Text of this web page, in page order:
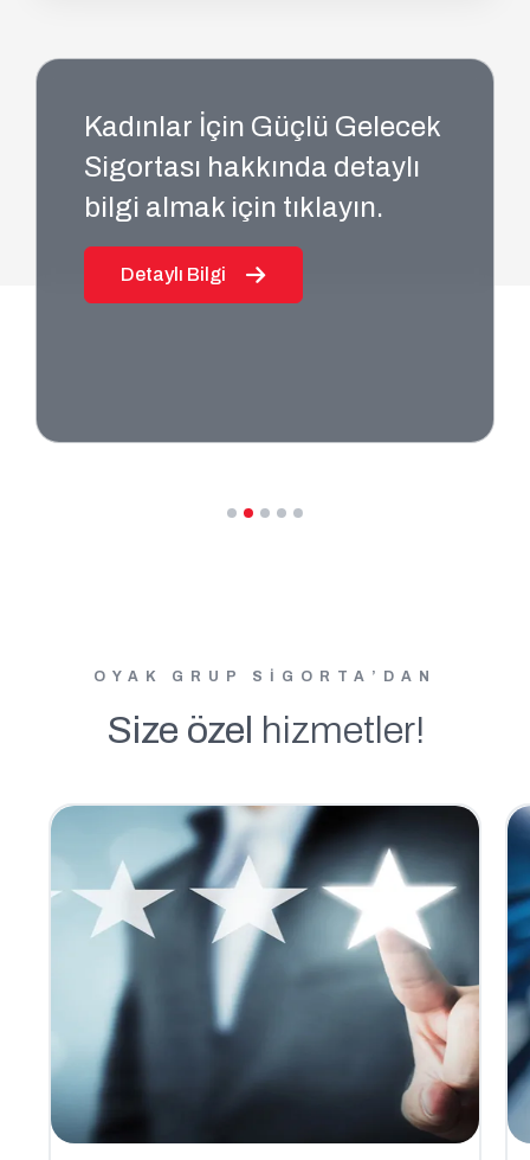
Kadınlar İçin Güçlü Gelecek
Sigortası hakkında detaylı
bilgi almak için tıklayın.
Detaylı Bilgi
OYAK GRUP SİGORTA’DAN
Size özel hizmetler!